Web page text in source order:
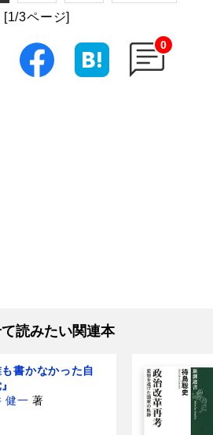
[1/3ページ]
0
読みたい関連本
も書かなかった自
健一 著